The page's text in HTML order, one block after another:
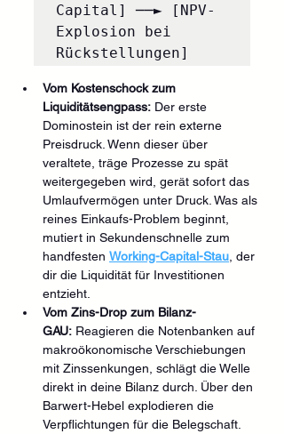
Capital] ──► [NPV-
Explosion bei
Vom Kostenschock zum
Liquiditätsengpass: Der erste
Dominostein ist der rein externe
Preisdruck. Wenn dieser über
veraltete, träge Prozesse zu spät
weitergegeben wird, gerät sofort das
Umlaufvermögen unter Druck. Was als
reines Einkaufs-Problem beginnt,
mutiert in Sekundenschnelle zum
handfesten Working-Capital-Stau , der
dir die Liquidität für Investitionen
entzieht.
Vom Zins-Drop zum Bilanz-
GAU: Reagieren die Notenbanken auf
makroökonomische Verschiebungen
mit Zinssenkungen, schlägt die Welle
direkt in deine Bilanz durch. Über den
Barwert-Hebel explodieren die
Verpflichtungen für die Belegschaft.